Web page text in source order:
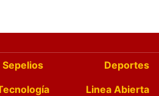
Sepelios
Deportes
Linea Abierta